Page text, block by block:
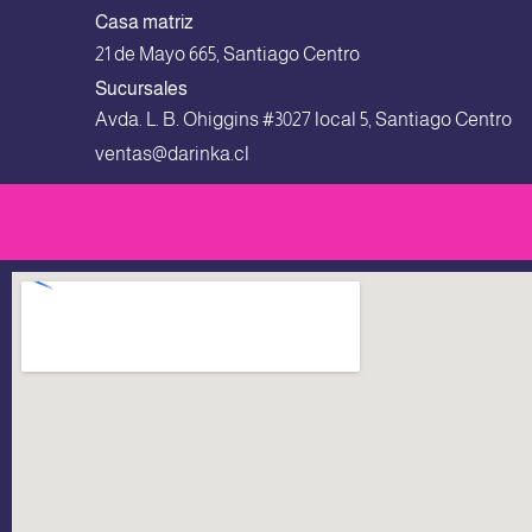
Casa matriz
21 de Mayo 665, Santiago Centro
Sucursales
Avda. L. B. Ohiggins #3027 local 5, Santiago Centro
ventas@darinka.cl